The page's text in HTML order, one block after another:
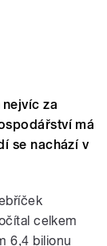
za
má
se nachází v
celkem
6,4 bilionu